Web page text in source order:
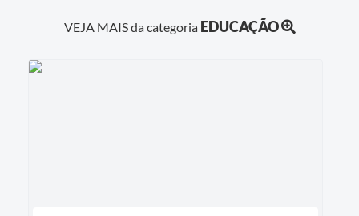
VEJA MAIS da categoria EDUCAÇÃO